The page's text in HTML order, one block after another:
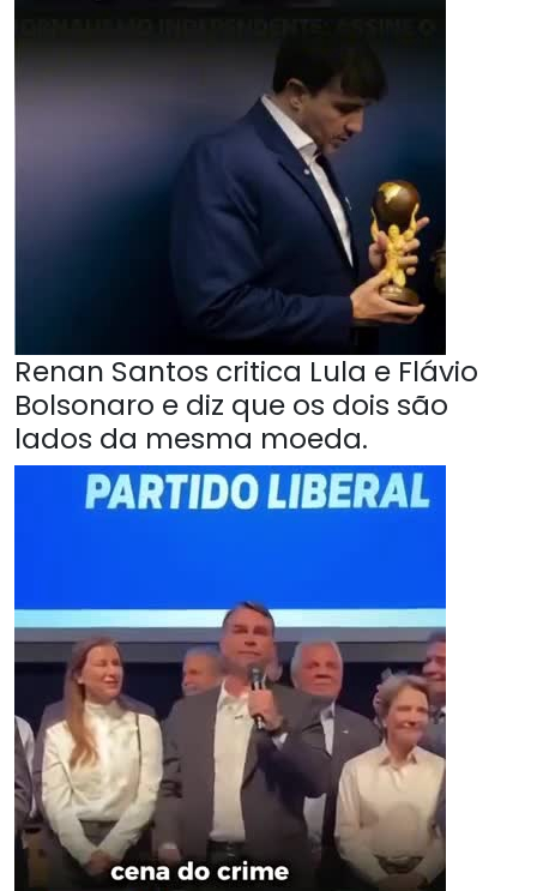
Renan Santos critica Lula e Flávio
Bolsonaro e diz que os dois são
lados da mesma moeda.